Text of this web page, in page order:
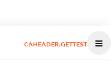
CAHEADER.GETTEST